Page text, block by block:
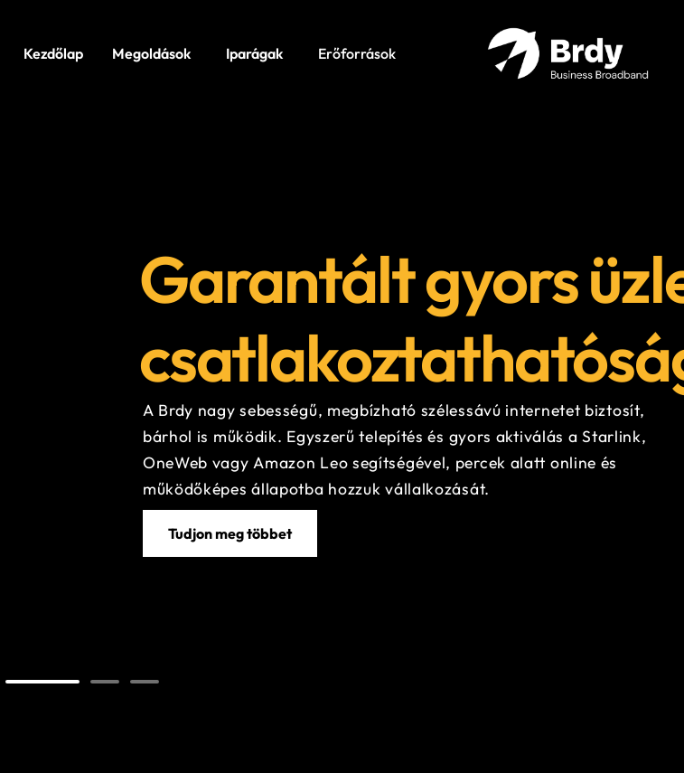
Kezdőlap Megoldások Iparágak Erőforrások
Garantált gyors
A Brdy nagy sebességű, megbízható szélessávú internetet biztosít,
bárhol is működik. Egyszerű telepítés és gyors aktiválás a Starlink,
OneWeb vagy Amazon Leo segítségével, percek alatt online és
működőképes állapotba hozzuk vállalkozását.
Tudjon meg többet